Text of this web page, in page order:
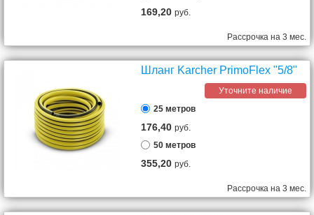
169,20руб.
Рассрочка на 3 мес.
Шланг Karcher PrimoFlex "5/8"
Уточните наличие
25 метров
176,40руб.
50 метров
355,20руб.
Рассрочка на 3 мес.